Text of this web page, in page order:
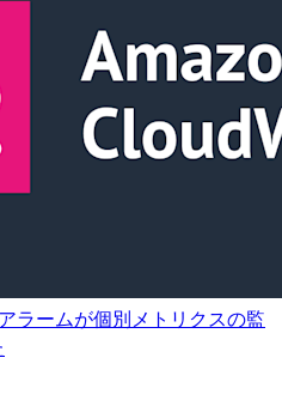
ラームが個別メトリクスの監